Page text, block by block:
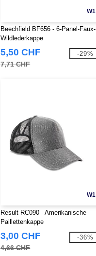
W1
Beechfield BF656 - 6-Panel-Faux-
Wildlederkappe
5,50 CHF
7,71 CHF
-29%
W1
Result RC090 - Amerikanische
Paillettenkappe
3,00 CHF
4,66 CHF
-36%